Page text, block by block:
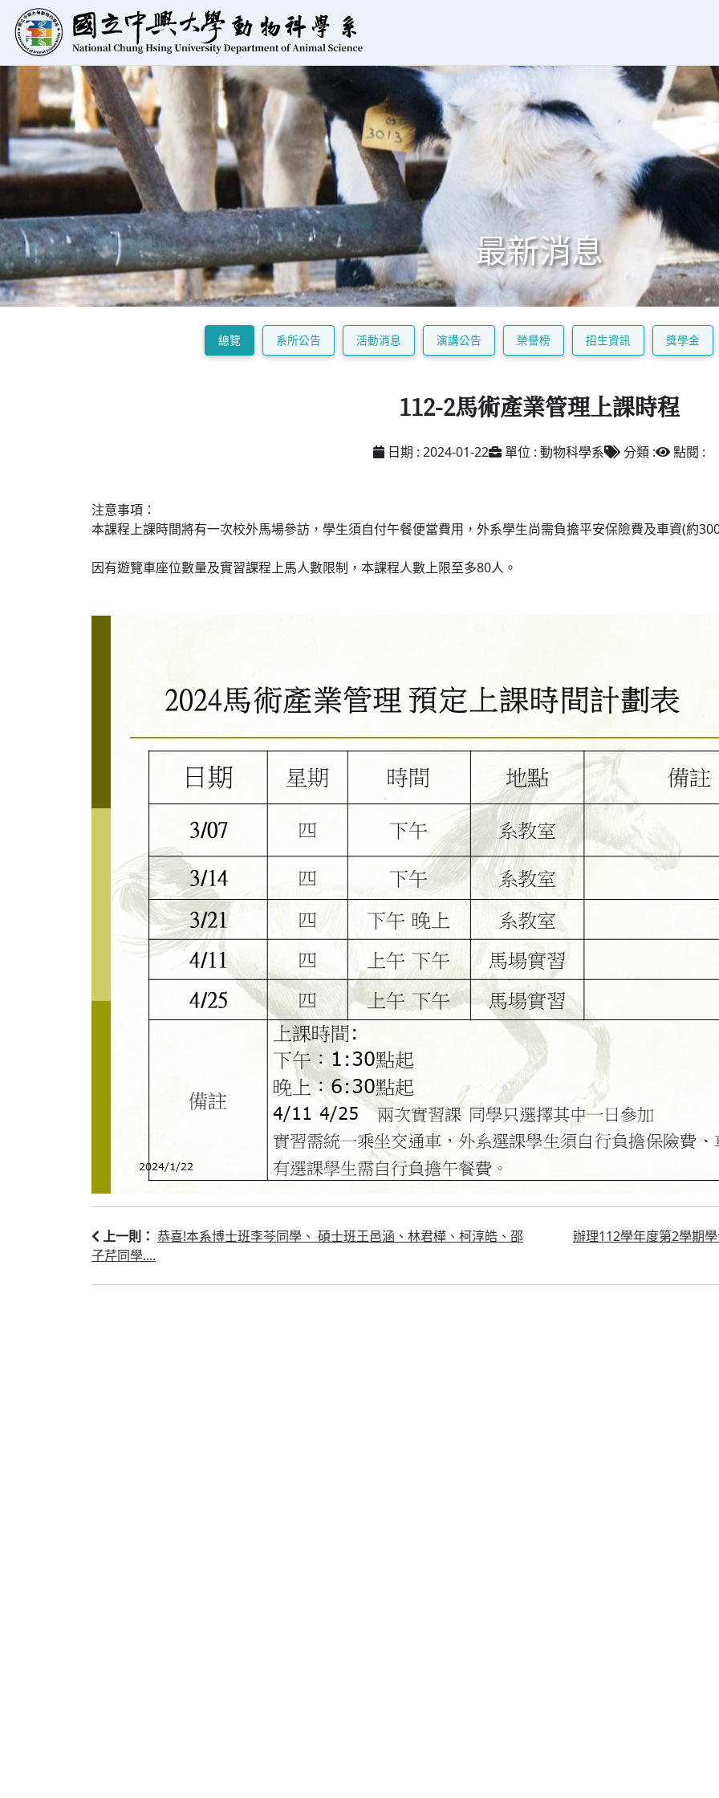
最新消息
總覽 系所公告 活動消息 演講公告 榮譽榜 招生資訊 獎學金
112-2馬術產業管理上課時程
日期 : 2024-01-22 單位 : 動物科學系 分類 : 點閱 :
注意事項：
本課程上課時間將有一次校外馬場參訪，學生須自付午餐便當費用，外系學生尚需負擔平安保險費及車資(約
因有遊覽車座位數量及實習課程上馬人數限制，本課程人數上限至多80人。
上一則：
恭喜!本系博士班李芩同學、 碩士班王邑涵、林君樺、柯淳皓、邵
子芹同學....
辦理112學年度第2學期